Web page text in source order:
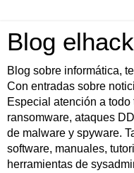
Blog
Blog sobre informática,
Con entradas sobre
Especial atención a todo
ransomware, ataques
de malware y spyware.
software, manuales,
herramientas de